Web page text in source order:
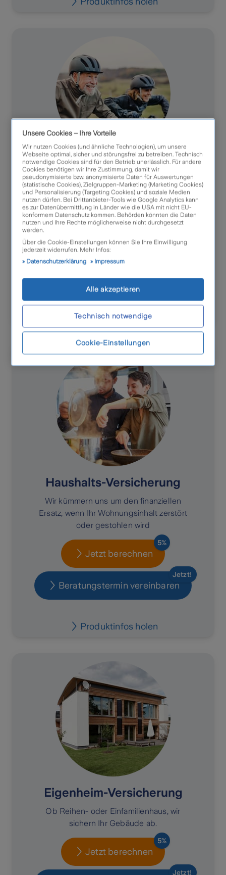
E-Bike- &
Fahrradversicherung
Sichern Sie Ihr wertvolles Rad lieber
doppelt ab. Jetzt mit -45% Rabatt*!
Jetzt berechnen
Beratungstermin vereinbaren
Produktinfos holen
Haushalts-Versicherung
Wir kümmern uns um den finanziellen
Ersatz, wenn Ihr Wohnungsinhalt zerstört
oder gestohlen wird
Jetzt berechnen
5%
Beratungstermin vereinbaren
Jetzt!
Produktinfos holen
Eigenheim-Versicherung
Ob Reihen- oder Einfamilienhaus, wir
sichern Ihr Gebäude ab.
Jetzt berechnen
5%
Jetzt!
Unsere Cookies – Ihre Vorteile
Wir nutzen Cookies (und ähnliche Technologien), um unsere
Webseite optimal, sicher und störungsfrei zu betreiben. Technisch
notwendige Cookies sind für den Betrieb unerlässlich. Für andere
Cookies benötigen wir Ihre Zustimmung, damit wir
pseudonymisierte bzw. anonymisierte Daten für Auswertungen
(statistische Cookies), Zielgruppen-Marketing (Marketing Cookies)
und Personalisierung (Targeting Cookies) und soziale Medien
nutzen dürfen. Bei Drittanbieter-Tools wie Google Analytics kann
es zur Datenübermittlung in Länder wie die USA mit nicht EU-
konformem Datenschutz kommen. Behörden könnten die Daten
nutzen und Ihre Rechte möglicherweise nicht durchgesetzt
werden.
Über die Cookie-Einstellungen können Sie Ihre Einwilligung
jederzeit widerrufen. Mehr Infos:
Datenschutzerklärung
Impressum
Technisch notwendige
Alle akzeptieren
Cookie-Einstellungen